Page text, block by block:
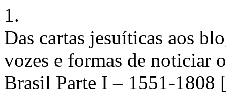
1.
Das cartas jesuíticas aos
vozes e formas de noticiar
Brasil Parte I – 1551-